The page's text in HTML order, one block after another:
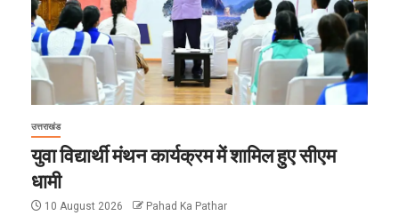
उत्तराखंड
युवा विद्यार्थी मंथन कार्यक्रम में शामिल हुए सीएम
धामी
10 August 2026 Pahad Ka Pathar